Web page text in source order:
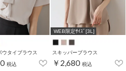
ウタイブラウス
税込
WEB限定ｻｲｽﾞ[3L]
スキッパーブラウス
￥2,680 税込